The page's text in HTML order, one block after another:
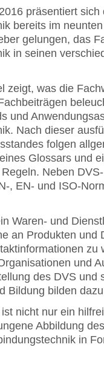
präsentiert sich
bereits im
gelungen, das
in seinen
zeigt, was die
und
Nach dieser
folgen
Glossars und
Neben
, EN- und ISO-
Waren- und
an Produkten und
zu
und
des DVS und
Bildung bilden
nicht nur ein
Abbildung
in